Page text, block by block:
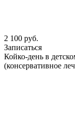
2 100 руб.
Записаться
Койко-день в
(консервативное